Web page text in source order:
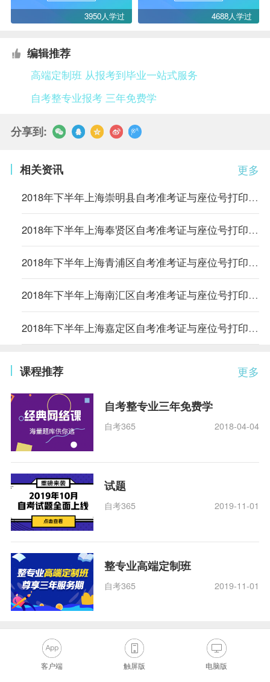
3950人学过 4688人学过
编辑推荐
高端定制班 从报考到毕业一站式服务
自考整专业报考 三年免费学
分享到:
更多
相关资讯
2018年下半年上海崇明县自考准考证与座位号打印通知
2018年下半年上海奉贤区自考准考证与座位号打印通知
2018年下半年上海青浦区自考准考证与座位号打印通知
2018年下半年上海南汇区自考准考证与座位号打印通知
2018年下半年上海嘉定区自考准考证与座位号打印通知
更多
课程推荐
自考整专业三年免费学
自考365 2018-04-04
试题
自考365 2019-11-01
整专业高端定制班
自考365 2019-11-01
客户端 触屏版 电脑版